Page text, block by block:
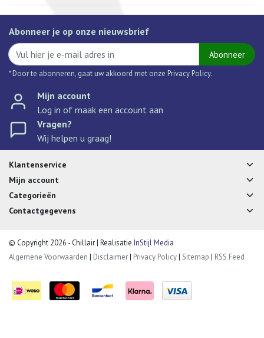
Abonneer je op onze nieuwsbrief
Abonneer
* Door te abonneren, gaat uw akkoord met onze Privacy Policy.
Mijn account
Log in of maak een account aan
Vragen?
Wij helpen u graag!
Klantenservice
Mijn account
Categorieën
Contactgegevens
© Copyright 2026 - Chillair | Realisatie InStijl Media
Algemene Voorwaarden | Disclaimer| Privacy Policy| Sitemap | RSS Feed